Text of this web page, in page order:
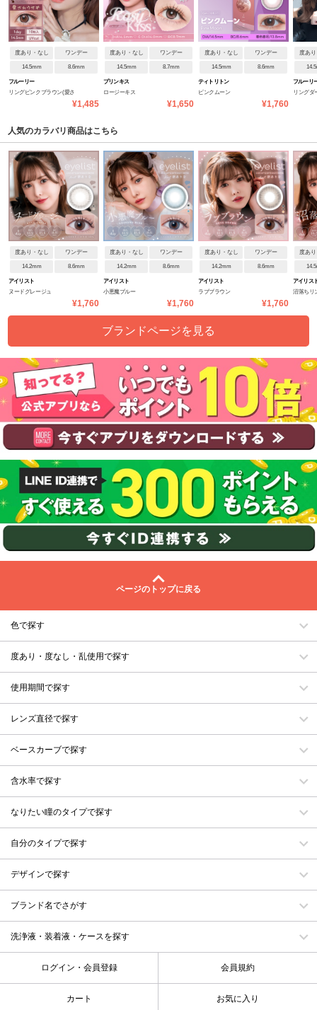
度あり・なし ワンデー
14.5mm 8.6mm
フルーリー
リングピンクブラウン(愛さ
¥1,485
度あり・なし ワンデー
14.5mm 8.7mm
プリンキス
ロージーキス
¥1,650
度あり・なし ワンデー
14.5mm 8.6mm
ティトリトン
ピンクムーン
¥1,760
度あ
フルーリ
リングダ
人気のカラバリ商品はこちら
度あり・なし ワンデー
14.2mm 8.6mm
アイリスト
ヌードグレージュ
¥1,760
度あり・なし ワンデー
14.2mm 8.6mm
アイリスト
小悪魔ブルー
¥1,760
度あり・なし ワンデー
14.2mm 8.6mm
アイリスト
ラブブラウン
¥1,760
度あ
アイリス
沼落ちリ
ブランドページを見る
ページのトップに戻る
色で探す
度あり・度なし・乱使用で探す
使用期間で探す
レンズ直径で探す
ベースカーブで探す
含水率で探す
なりたい瞳のタイプで探す
自分のタイプで探す
デザインで探す
ブランド名でさがす
洗浄液・装着液・ケースを探す
ログイン・会員登録 会員規約
カート お気に入り